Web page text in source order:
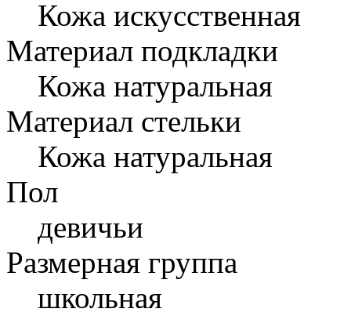
Кожа искусственная
Материал подкладки
Кожа натуральная
Материал стельки
Кожа натуральная
Пол
девичьи
Размерная группа
школьная